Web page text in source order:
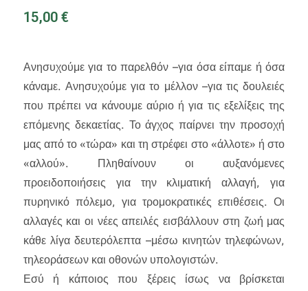
15,00 €
Ανησυχούμε για το παρελθόν –για όσα είπαμε ή όσα
κάναμε. Ανησυχούμε για το μέλλον –για τις δουλειές
που πρέπει να κάνουμε αύριο ή για τις εξελίξεις της
επόμενης δεκαετίας. Το άγχος παίρνει την προσοχή
μας από το «τώρα» και τη στρέφει στο «άλλοτε» ή στο
«αλλού». Πληθαίνουν οι αυξανόμενες
προειδοποιήσεις για την κλιματική αλλαγή, για
πυρηνικό πόλεμο, για τρομοκρατικές επιθέσεις. Οι
αλλαγές και οι νέες απειλές εισβάλλουν στη ζωή μας
κάθε λίγα δευτερόλεπτα –μέσω κινητών τηλεφώνων,
τη­λεοράσεων και οθονών υπολογιστών.
Εσύ ή κάποιος που ξέρεις ίσως να βρίσκεται